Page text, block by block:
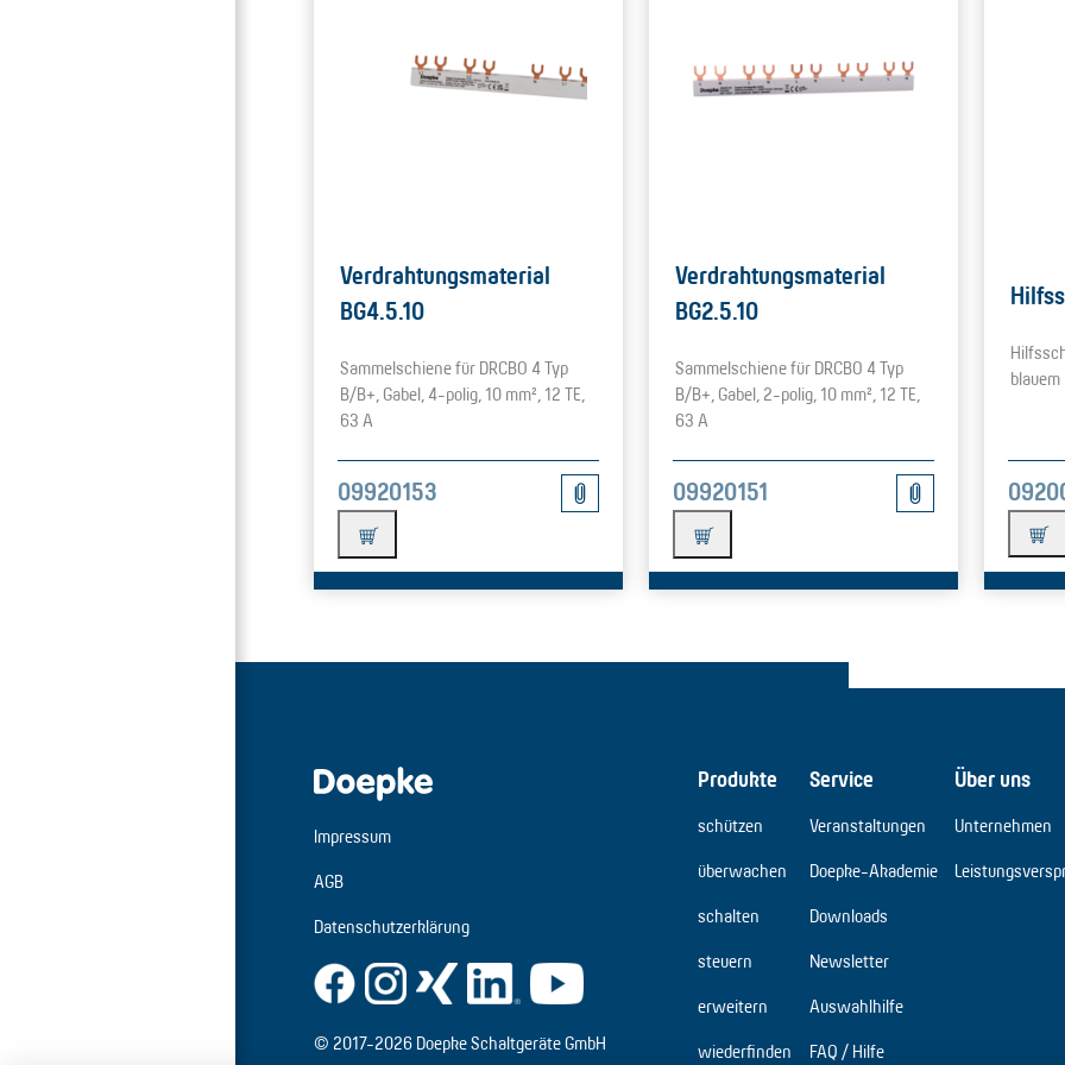
Verdrahtungsmaterial
BG4.5.10
Sammelschiene für DRCBO 4 Typ
B/B+, Gabel, 4-polig, 10 mm², 12 TE,
63 A
09920153
Verdrahtungsmaterial
BG2.5.10
Sammelschiene für DRCBO 4 Typ
B/B+, Gabel, 2-polig, 10 mm², 12 TE,
63 A
09920151
Impressum
AGB
Datenschutzerklärung
© 2017-2026 Doepke Schaltgeräte GmbH
Produkte
schützen
überwachen
schalten
steuern
erweitern
wiederfinden
Service
Veranstaltungen
Doepke-Akademie
Downloads
Newsletter
Auswahlhilfe
FAQ / Hilfe
Über uns
Unternehmen